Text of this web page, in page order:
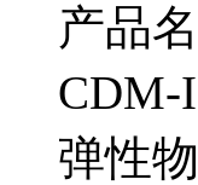
产品
CDM-
弹性